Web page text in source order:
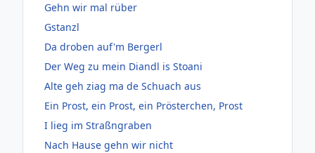
Gehn wir mal rüber
Gstanzl
Da droben auf'm Bergerl
Der Weg zu mein Diandl is Stoani
Alte geh ziag ma de Schuach aus
Ein Prost, ein Prost, ein Prösterchen, Prost
I lieg im Straßngraben
Nach Hause gehn wir nicht